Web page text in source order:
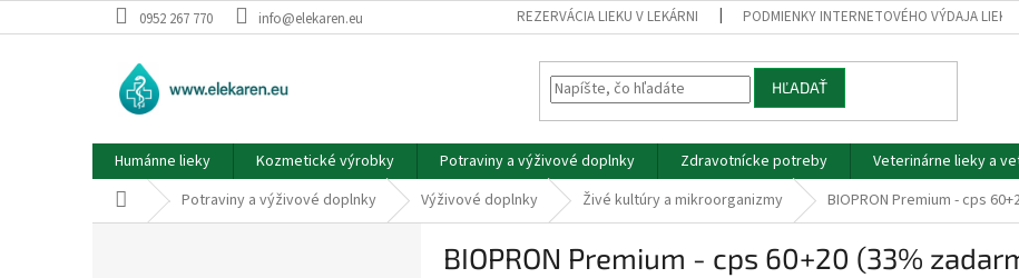
na
0952 267 770 info@elekaren.eu REZERVÁCIA LIEKU V LEKÁRNI PODMIENKY INTERNETOVÉHO VÝDAJA
HĽADAŤ
Humánne lieky Kozmetické výrobky Potraviny a výživové doplnky Zdravotnícke potreby Veterinárne lieky a
DomovPotraviny a výživové doplnky Výživové doplnky Živé kultúry a mikroorganizmy BIOPRON Premium - cps
BIOPRON Premium - cps 60+20 (33%